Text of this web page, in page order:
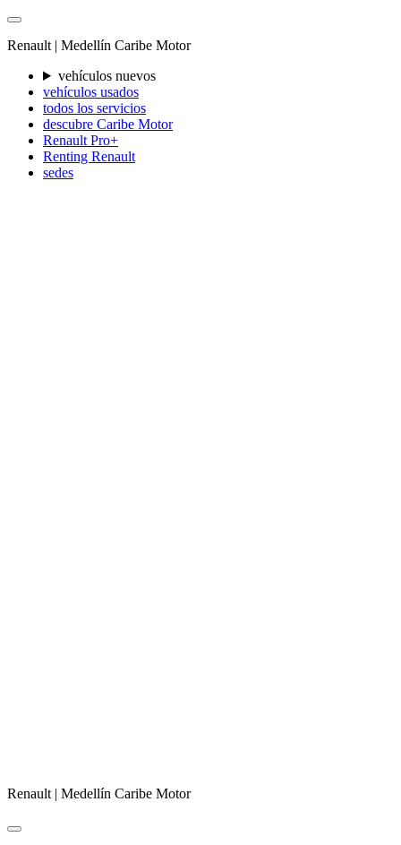
Renault | Medellín Caribe Motor
vehículos nuevos
vehículos usados
todos los servicios
descubre Caribe Motor
Renault Pro+
Renting Renault
sedes
Renault | Medellín Caribe Motor